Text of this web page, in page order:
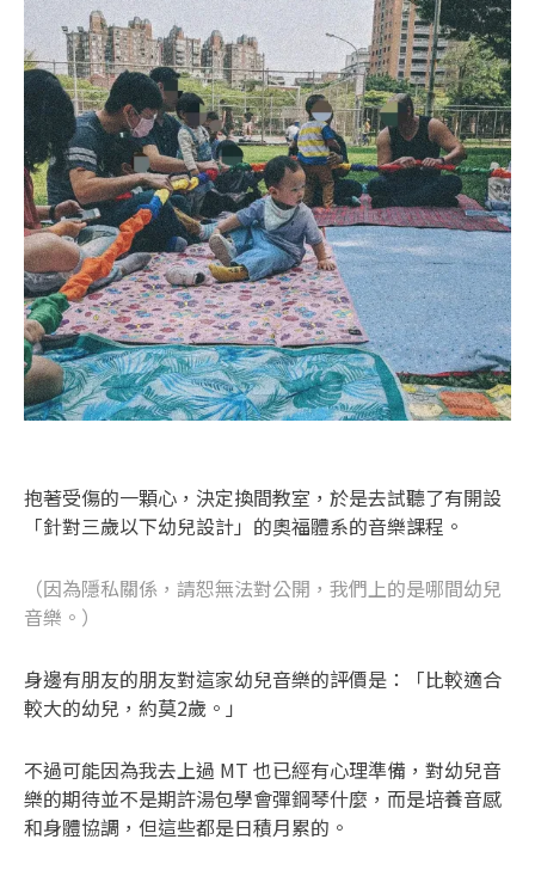
抱著受傷的一顆心，決定換間教室，於是去試聽了有開設
「針對三歲以下幼兒設計」的奧福體系的音樂課程。
（因為隱私關係，請恕無法對公開，我們上的是哪間幼兒
音樂。）
身邊有朋友的朋友對這家幼兒音樂的評價是：「比較適合
較大的幼兒，約莫2歲。」
不過可能因為我去上過 MT 也已經有心理準備，對幼兒音
樂的期待並不是期許湯包學會彈鋼琴什麼，而是培養音感
和身體協調，但這些都是日積月累的。